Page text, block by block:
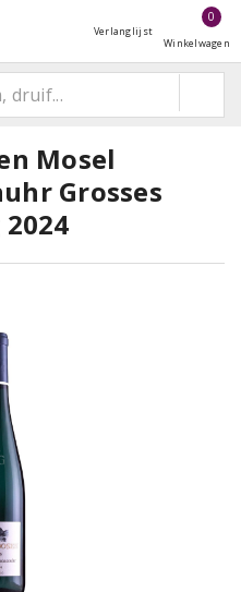
Verlanglijst
0
Winkelwagen
Mosel
Grosses